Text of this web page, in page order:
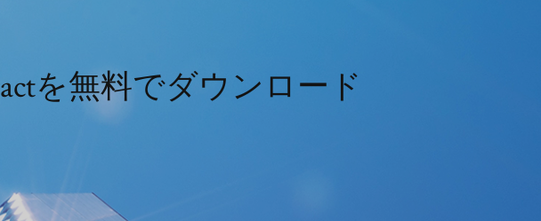
を無料でダウンロード